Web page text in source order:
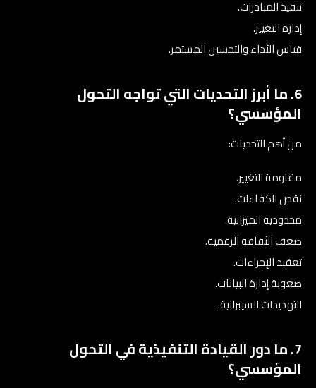
تنفيذ المبادرات.
إدارة التغيير.
قياس الأداء والتحسين المستمر.
6. ما أبرز التحديات التي تواجه التحول
المؤسسي؟
من أهم التحديات:
مقاومة التغيير.
نقص الكفاءات.
محدودية الميزانية.
ضعف الثقافة الرقمية.
تعقيد الإجراءات.
صعوبة إدارة البيانات.
التهديدات السيبرانية.
7. ما دور القيادة التنفيذية في التحول
المؤسسي؟